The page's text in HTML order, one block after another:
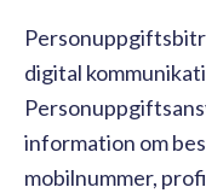
digital
information om
mobilnummer,